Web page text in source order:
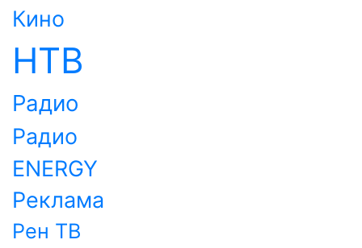
Кино
НТВ
Радио
Радио
ENERGY
Реклама
Рен ТВ